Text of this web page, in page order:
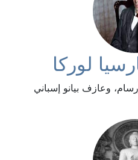
لوركا
وعازف بيانو إسباني